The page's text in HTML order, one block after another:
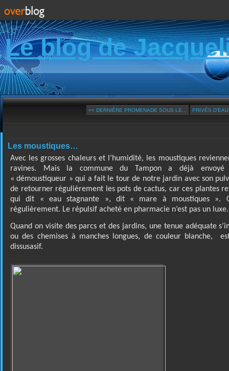
Le blog de
<< DERNIÈRE PROMENADE SOUS LE... PRIVÉS
Les moustiques…
Avec les grosses chaleurs et l’humidité, les moustiques
ravines. Mais la commune du Tampon a déjà
« démoustiqueur » qui a fait le tour de notre jardin avec son
de retourner régulièrement les pots de cactus, car ces plantes
qui dit « eau stagnante », dit « mare à moustiques ».
régulièrement. Le répulsif acheté en pharmacie n’est pas un luxe.
Quand on visite des parcs et des jardins, une tenue adéquate
ou des chemises à manches longues, de couleur blanche,
dissusasif.